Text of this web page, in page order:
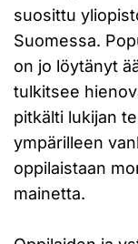
suosittu
Suomessa.
on jo löytänyt
tulkitsee
pitkälti lukijan
ympärilleen
oppilaistaan
mainetta.